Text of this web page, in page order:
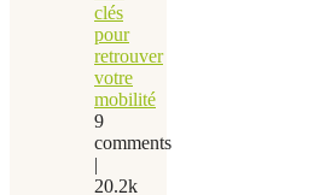
clés
pour
retrouver
votre
mobilité
9
comments
|
20.2k